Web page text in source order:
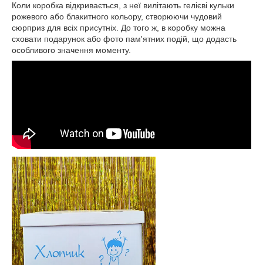
Коли коробка відкривається, з неї вилітають гелієві кульки
рожевого або блакитного кольору, створюючи чудовий
сюрприз для всіх присутніх. До того ж, в коробку можна
сховати подарунок або фото пам'ятних подій, що додасть
особливого значення моменту.